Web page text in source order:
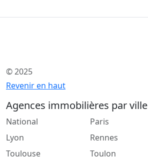
© 2025
Revenir en haut
Agences immobilières par ville
National
Lyon
Toulouse
Paris
Rennes
Toulon